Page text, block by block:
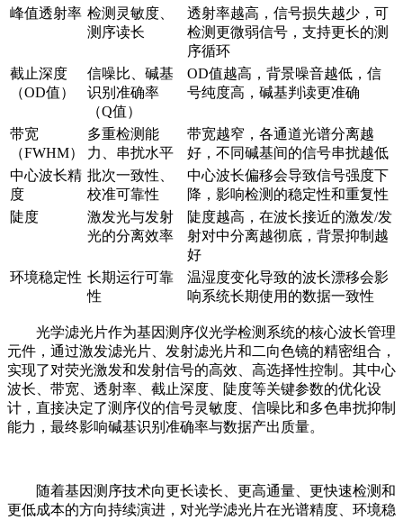
峰值透射率 检测灵敏度、
测序读长
透射率越高，信号损失越少，可
检测更微弱信号，支持更长的测
序循环
截止深度
（OD值）
信噪比、碱基
识别准确率
（Q值）
OD值越高，背景噪音越低，信
号纯度高，碱基判读更准确
带宽
（FWHM）
多重检测能
力、串扰水平
带宽越窄，各通道光谱分离越
好，不同碱基间的信号串扰越低
中心波长精
度
批次一致性、
校准可靠性
中心波长偏移会导致信号强度下
降，影响检测的稳定性和重复性
陡度
激发光与发射
光的分离效率
陡度越高，在波长接近的激发/发
射对中分离越彻底，背景抑制越
好
环境稳定性 长期运行可靠
性
温湿度变化导致的波长漂移会影
响系统长期使用的数据一致性
光学滤光片作为基因测序仪光学检测系统的核心波长管理
元件，通过激发滤光片、发射滤光片和二向色镜的精密组合，
实现了对荧光激发和发射信号的高效、高选择性控制。其中心
波长、带宽、透射率、截止深度、陡度等关键参数的优化设
计，直接决定了测序仪的信号灵敏度、信噪比和多色串扰抑制
能力，最终影响碱基识别准确率与数据产出质量。
随着基因测序技术向更长读长、更高通量、更快速检测和
更低成本的方向持续演进，对光学滤光片在光谱精度、环境稳